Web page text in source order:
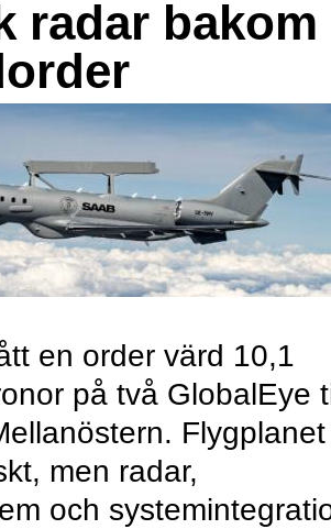
radar bakom
en order värd 10,1
på två GlobalEye
men radar,
och